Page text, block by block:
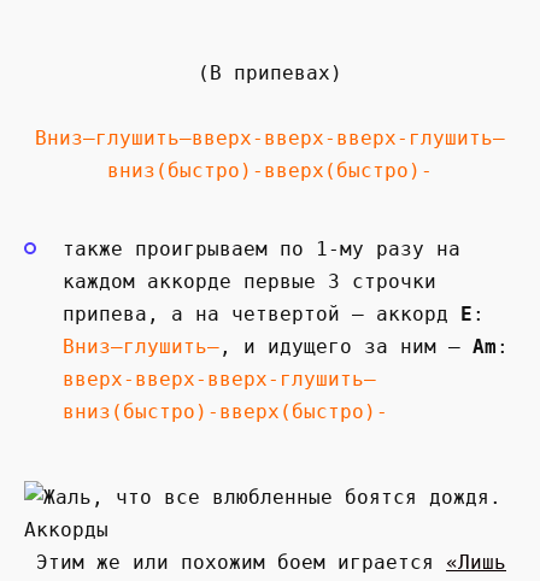
(В припевах)
Вниз—глушить—вверх-вверх-вверх-глушить—
вниз(быстро)-вверх(быстро)-
также проигрываем по 1-му разу на
каждом аккорде первые 3 строчки
припева, а на четвертой — аккорд
E :
Вниз—глушить— , и идущего за ним — Am :
вверх-вверх-вверх-глушить—
вниз(быстро)-вверх(быстро)-
Этим же или похожим боем играется «Лишь